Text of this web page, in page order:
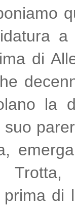
di
la
prima